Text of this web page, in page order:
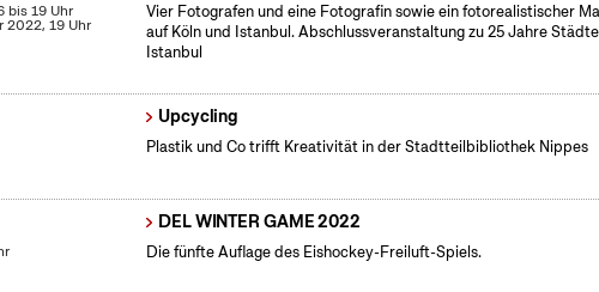
bis 19 Uhr
2022, 19 Uhr
Vier Fotografen und eine Fotografin sowie ein fotorealistischer
auf Köln und Istanbul. Abschlussveranstaltung zu 25 Jahre
Istanbul
Upcycling
Plastik und Co trifft Kreativität in der Stadtteilbibliothek Nippes
DEL WINTER GAME 2022
Die fünfte Auflage des Eishockey-Freiluft-Spiels.